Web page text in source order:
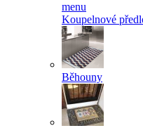
menu
Koupelnové
Běhouny